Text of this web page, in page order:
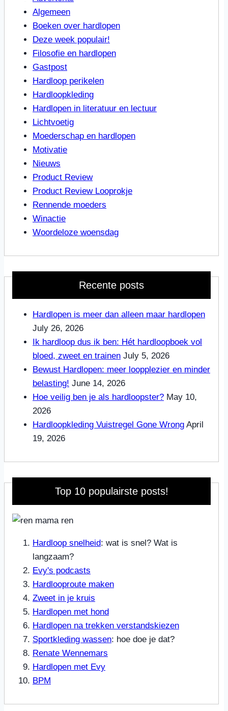
Algemeen
Boeken over hardlopen
Deze week populair!
Filosofie en hardlopen
Gastpost
Hardloop perikelen
Hardloopkleding
Hardlopen in literatuur en lectuur
Lichtvoetig
Moederschap en hardlopen
Motivatie
Nieuws
Product Review
Product Review Looprokje
Rennende moeders
Winactie
Woordeloze woensdag
Recente posts
Hardlopen is meer dan alleen maar hardlopen
July 26, 2026
Ik hardloop dus ik ben: Hét hardloopboek vol
bloed, zweet en trainen July 5, 2026
Bewust Hardlopen: meer loopplezier en minder
belasting! June 14, 2026
Hoe veilig ben je als hardloopster? May 10,
2026
Hardloopkleding Vuistregel Gone Wrong April
19, 2026
Top 10 populairste posts!
Hardloop snelheid: wat is snel? Wat is
langzaam?
Evy's podcasts
Hardlooproute maken
Zweet in je kruis
Hardlopen met hond
Hardlopen na trekken verstandskiezen
Sportkleding wassen: hoe doe je dat?
Renate Wennemars
Hardlopen met Evy
BPM